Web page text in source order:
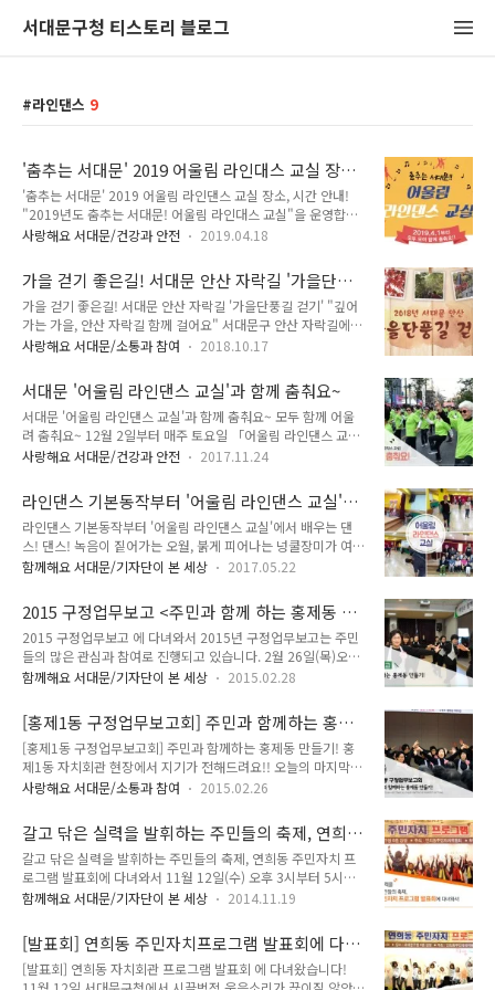
서대문구청 티스토리 블로그
라인댄스 9
'춤추는 서대문' 2019 어울림 라인대스 교실 장
소, 시간 안내!
'춤추는 서대문' 2019 어울림 라인댄스 교실 장소, 시간 안내!
"2019년도 춤추는 서대문! 어울림 라인대스 교실"을 운영합니
다. 연령, 성별에 관계없이 친구과 가족, 이웃과 함께 어울려 체
는 총 13곳에서 라인댄스 교실이 열리고 10월까지 운영할 예정
입니다. TONG지기와 함께 장소, 시간에 대해 알아볼까요!
2019년 서대문구 어울림 라인댄스 교실 ● 북성초등학교 운동
장 : 화, 수, 목 / 07:00 ~ 08:00 ● 백련근린공원(홍은중, 서강
아파트 위) : 화, 수, 목 / 09:30 ~ 10:30 ● 홍은 중앙소공원(홍
등학교 운동장 : 월, 수,..
사랑해요 서대문/건강과 안전 2019.04.18
가을 걷기 좋은길! 서대문 안산 자락길 '가을단풍
길 걷기'
가을 걷기 좋은길! 서대문 안산 자락길 '가을단풍길 걷기' "깊어
가는 가을, 안산 자락길 함께 걸어요" 서대문구 안산 자락길에서
'2018 가을 단풍길 걷기' 행사가 열립니다. 서대문 안산은 해발
왕산, 북한산 등의 장관을 한 눈에 조망할 수 있는 산이기도 하고
요. 특히 걷기 코스인 '안산 자락길'은 계단을 없애고, 경사도를
낮춰 장애인, 어르신, 유아, 임산부 등 보행약자도 쉽게 걸을 수
있도록 조성한 무장애 순환형 숲길입니다. TONG지기와 함께 자
세히 알아볼까요~^^ 2018년 서대문 안산 가을단풍길 걷기 ●
안산벚꽃마당(서대문구청 뒤편) ● 내 용 - 문화..
사랑해요 서대문/소통과 참여 2018.10.17
서대문 '어울림 라인댄스 교실'과 함께 춤춰요~
서대문 '어울림 라인댄스 교실'과 함께 춤춰요~ 모두 함께 어울
려 춤춰요~ 12월 2일부터 매주 토요일 「어울림 라인댄스 교
실」이 운영됩니다~ 연령, 성별에 상관없이 서대문구에 거주하
스란? 여러 사람과 함께 앞줄과 옆줄의 줄을 만들어 춤을 추는
운동으로 친구과 가족, 이웃과 함께 남녀노소 누구나 쉽게 배울
수 있어 최근 우리나라에서 큰 인기를 끌고 있다. ▲ 지난 10월
28일 신촌에서 열린 '어울림 라인댄스 한마당 축제' 서대문구 어
울림 라인댄스 교실은 지난 5월부터 공원, 초등학교 등에서 운영
이 참여하고 있답니다!^^ 이정도면 서대문을 대표하는 야외 생
활체육교실로 손색이 없..
사랑해요 서대문/건강과 안전 2017.11.24
라인댄스 기본동작부터 '어울림 라인댄스 교실'에
서 배우는 댄스! 댄스!
라인댄스 기본동작부터 '어울림 라인댄스 교실'에서 배우는 댄
스! 댄스! 녹음이 짙어가는 오월, 붉게 피어나는 넝쿨장미가 여름
이 오고 있음을 알리고 있습니다. 언제 봄이 왔는가 싶은데 벌써
신나는 일이 있을 것만 같을 때 서대문구의 여러 곳에서 '라인댄
스'를 배울 수 있다는 소식을 접하고 TONG지기가 다녀왔습니
다. 바로 어울림 라인댄스 교실인데요. 홍제천변 폭포마당, 홍은
동 중앙소공원, 안산벚꽃마당, 홍제천 연가교 광장, 무궁화동산
족구장 등에서 라인댄스 교실이 개설되었어요. 5월 19일(금) 오
하 1층에 있는 체육관 입구에 들어서는데 흥겨운 음악이 흘러나
왔습니다. 모두 열세분의 수강..
함께해요 서대문/기자단이 본 세상 2017.05.22
2015 구정업무보고 <주민과 함께 하는 홍제동 만
들기>에 다녀와서
2015 구정업무보고 에 다녀와서 2015년 구정업무보고는 주민
들의 많은 관심과 참여로 진행되고 있습니다. 2월 26일(목)오후
3시부터 열린 2015 홍제 1동 구정업무보고 행사에도 많은 분들
열기로 가득했습니다. 에 시민기자가 다녀왔습니다^^ 홍제1동
주민자치회관에서 열린 구정업무보고회에는 많은 분들의 관심
으로 앉을 자리를 찾을 수가 없었습니다. 홍제1동 박영갑 동장은
쌀쌀한 날씨에도 관심과 성원으로 자리를 꽉 채워주신 주민들에
게 감사를 전했습니다. 행사를 위해 참석해주신 내빈소개와 축사
점 사업 보고가 시작되었습니다. 2014년 홍제1동이 역점을 두
었던 사업에 대한 결과를 보..
함께해요 서대문/기자단이 본 세상 2015.02.28
[홍제1동 구정업무보고회] 주민과 함께하는 홍제
동 만들기!
[홍제1동 구정업무보고회] 주민과 함께하는 홍제동 만들기! 홍
제1동 자치회관 현장에서 지기가 전해드려요!! 오늘의 마지막
마을이야기 장소는 도심과 자연이 어우러진 홍제1동의 이야기
성주 소장님의 섹소폰 연주! 명품연주를 선보여 주셨답니다! 주
민들의 앵콜이 이어질 정도로 훌륭한 연주 였답니다^^ 홍제1동
주민 여러분의 춤 사위를 볼 수 있는 기회! 라인댄스를 선보여 주
셨는데요~ 아마추어 실력이라고는 믿기지 않을 정도로 뺴어난
실력을 뽐내주셨어요~ 모두가 라인댄스의 매력에 빠져버렸다는
간! 홍제1동의 자랑인 동복지허브화에 대한 다양한 이야기를 전
해주셨어요! 주민과 함께하기 위해 항상 노력하..
사랑해요 서대문/소통과 참여 2015.02.26
갈고 닦은 실력을 발휘하는 주민들의 축제, 연희
동 주민자치 프로그램 발표회에 다녀와서
갈고 닦은 실력을 발휘하는 주민들의 축제, 연희동 주민자치 프
로그램 발표회에 다녀와서 11월 12일(수) 오후 3시부터 5시까
지 서대문구청 대강당에서는 연희동 주민자치 프로그램 발표회
하는 연희동 자치센터의 축제였지요. 연희동 자치센터에서는 인
문학 강좌, 노래교실, 요가, 댄스, 동양화반, 서예, 체조 등 50여
개의 자치회관 프로그램이 있고, 이 프로그램들을 이용하는 수강
함께해요 서대문/기자단이 본 세상 2014.11.19
[발표회] 연희동 주민자치프로그램 발표회에 다녀
왔습니다!
[발표회] 연희동 자치회관 프로그램 발표회 에 다녀왔습니다!